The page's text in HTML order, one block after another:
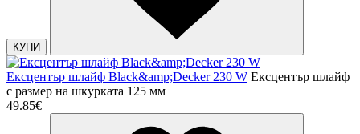
КУПИ
Ексцентър шлайф Black&amp;Decker 230 W Ексцентър шлайф
с размер на шкурката 125 мм
49.85€